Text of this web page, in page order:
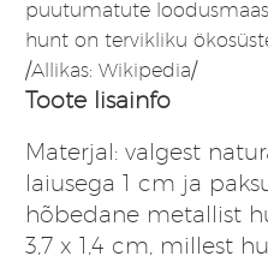
puutumatute
hunt on tervikliku
/Allikas: Wikipedia/
Toote lisainfo
Materjal: valgest
laiusega 1 cm ja
hõbedane metallist
3,7 x 1,4 cm, millest